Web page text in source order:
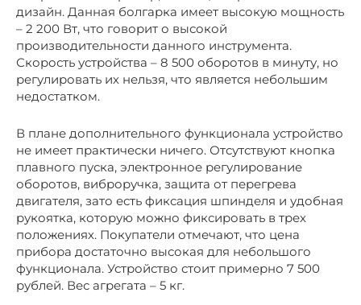
дизайн. Данная болгарка имеет высокую мощность
– 2 200 Вт, что говорит о высокой
производительности данного инструмента.
Скорость устройства – 8 500 оборотов в минуту, но
регулировать их нельзя, что является небольшим
недостатком.
В плане дополнительного функционала устройство
не имеет практически ничего. Отсутствуют кнопка
плавного пуска, электронное регулирование
оборотов, виброручка, защита от перегрева
двигателя, зато есть фиксация шпинделя и удобная
рукоятка, которую можно фиксировать в трех
положениях. Покупатели отмечают, что цена
прибора достаточно высокая для небольшого
функционала. Устройство стоит примерно 7 500
рублей. Вес агрегата – 5 кг.